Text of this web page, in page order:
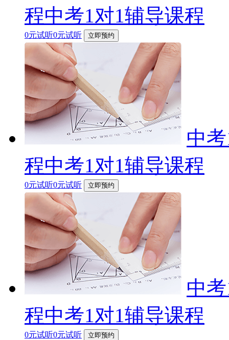
程中考1对1辅导课程
0元试听0元试听 立即预约
中
程中考1对1辅导课程
0元试听0元试听 立即预约
中
程中考1对1辅导课程
0元试听0元试听 立即预约